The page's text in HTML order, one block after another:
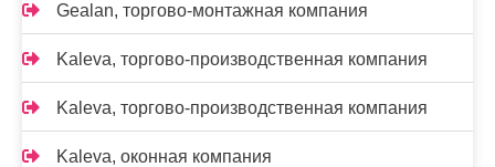
Gealan, торгово-монтажная компания
Kaleva, торгово-производственная компания
Kaleva, торгово-производственная компания
Kalevа, оконная компания